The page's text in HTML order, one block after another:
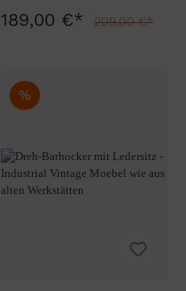
189,00 €* 209,00 €*
%